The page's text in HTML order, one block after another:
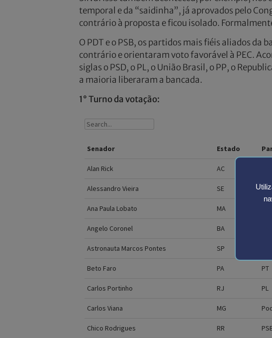
temporal e da “saidinha”, já aprovados pelo
contrário à proposta e ficou isolado.
O PDT e o PSB, os partidos mais fiéis aliados da
contrário e orientaram voto favorável à PEC.
siglas o PSD, o PL, o União Brasil, o PP, o
a maioria liberaram a bancada.
1° Turno da votação: